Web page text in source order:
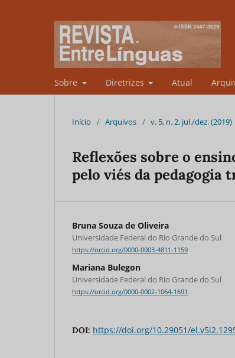
Sobre Diretrizes Atual
Início / Arquivos / v. 5, n. 2, jul./dez. (2019)
Reflexões sobre o
pelo viés da pedagogia
Bruna Souza de Oliveira
Universidade Federal do Rio Grande do Sul
https://orcid.org/0000-0003-4811-1159
Mariana Bulegon
Universidade Federal do Rio Grande do Sul
https://orcid.org/0000-0002-1064-1691
DOI: https://doi.org/10.29051/